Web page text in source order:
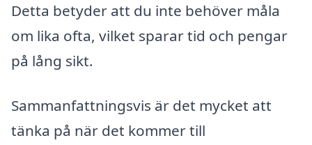
Detta betyder att du inte behöver måla
om lika ofta, vilket sparar tid och pengar
på lång sikt.
Sammanfattningsvis är det mycket att
tänka på när det kommer till